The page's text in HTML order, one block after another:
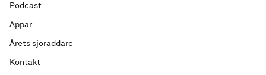
Podcast
Appar
Årets sjöräddare
Kontakt